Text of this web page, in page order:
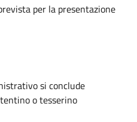
per la presentazione
si conclude
o tesserino